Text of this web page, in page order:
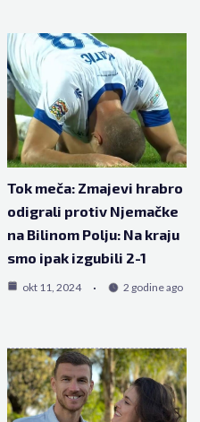
Tok meča: Zmajevi hrabro
odigrali protiv Njemačke
na Bilinom Polju: Na kraju
smo ipak izgubili 2-1
okt 11, 2024 2 godine ago